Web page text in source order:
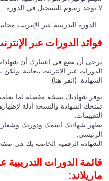
لا توجد رسوم للتسجيل في الدورة
الدورة التدريبية عبر الإنترنت
فوائد الدورات عبر
يرجى أن تضع في اعتبارك أن
الشهادة. (انقر هنا)
توفر شهادتك نسخة مفصلة لما
تمنحك الشهادة والنسخة أدلة
التقييمات.
تظهر شهادتك اسمك ودورتك وشعار
الرئيسي.
الشهادة الرقمية الخاصة بك هي
قائمة الدورات التدريبية
ماريلاند: